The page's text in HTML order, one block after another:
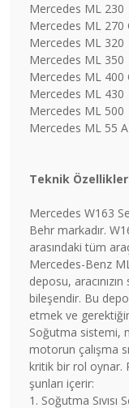
Mercedes ML 230
Mercedes ML 270
Mercedes ML 320
Mercedes ML 350
Mercedes ML 400
Mercedes ML 430
Mercedes ML 500
Mercedes ML 55
Teknik
Mercedes W163
Behr markadır.
arasındaki tüm
Mercedes-Benz
deposu,
bileşendir. Bu
etmek ve
Soğutma sistemi,
motorun çalışma
kritik bir rol oynar.
şunları içerir:
1. Soğutma